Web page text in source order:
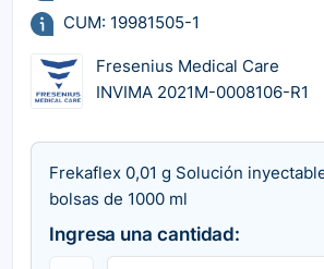
CUM: 19981505-1
Fresenius Medical Care
INVIMA 2021M-0008106-R1
Frekaflex 0,01 g Solución
bolsas de 1000 ml
Ingresa una cantidad: